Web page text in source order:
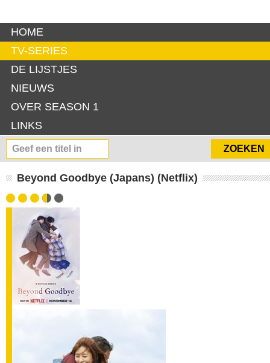
HOME
TV-SERIES
DE LIJSTJES
NIEUWS
OVER SEASON 1
LINKS
Beyond Goodbye (Japans) (Netflix)